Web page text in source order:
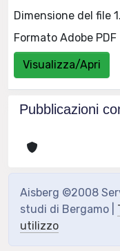
Dimensione del file
Formato Adobe PDF
Visualizza/Apri
Pubblicazioni
Aisberg ©2008
studi di Bergamo |
utilizzo